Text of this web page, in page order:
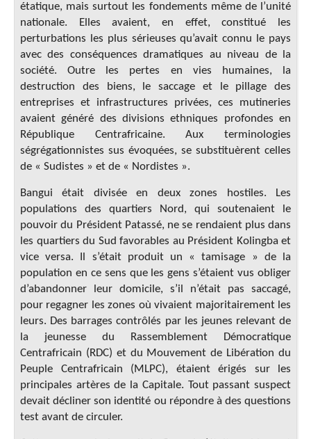
étatique, mais surtout les fondements même de l’unité
nationale. Elles avaient, en effet, constitué les
perturbations les plus sérieuses qu’avait connu le pays
avec des conséquences dramatiques au niveau de la
société. Outre les pertes en vies humaines, la
destruction des biens, le saccage et le pillage des
entreprises et infrastructures privées, ces mutineries
avaient généré des divisions ethniques profondes en
République Centrafricaine. Aux terminologies
ségrégationnistes sus évoquées, se substituèrent celles
de « Sudistes » et de « Nordistes ».
Bangui était divisée en deux zones hostiles. Les
populations des quartiers Nord, qui soutenaient le
pouvoir du Président Patassé, ne se rendaient plus dans
les quartiers du Sud favorables au Président Kolingba et
vice versa. Il s’était produit un « tamisage » de la
population en ce sens que les gens s’étaient vus obliger
d’abandonner leur domicile, s’il n’était pas saccagé,
pour regagner les zones où vivaient majoritairement les
leurs. Des barrages contrôlés par les jeunes relevant de
la jeunesse du Rassemblement Démocratique
Centrafricain (RDC) et du Mouvement de Libération du
Peuple Centrafricain (MLPC), étaient érigés sur les
principales artères de la Capitale. Tout passant suspect
devait décliner son identité ou répondre à des questions
test avant de circuler.